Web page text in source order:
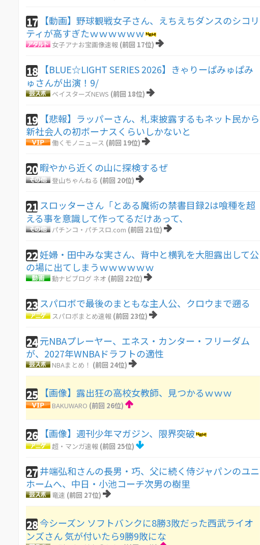
17
【動画】野球観戦女子さん、えちえちダンスのシコリ
ティが高すぎたｗｗｗｗｗｗ
女子アナお宝画像速報 (前回 17位)
18
【BLUE☆LIGHT SERIES 2026】きゃりーぱみゅぱみ
ゅさんが出演！9/
ベイスターズNEWS (前回 18位)
19
【悲報】ラッパーさん、札束披露するもネット民から
新社会人の初ボーナスくらいしかないと
働くモノニュース (前回 19位)
20 暇やから近くの山に探検するぜ
登山ちゃんねる (前回 20位)
21 スロッターさん「とある魔術の禁書目録2は喰種を超
える事を意識して作ってるだけあって、
パチンコ・パチスロ.com (前回 21位)
22妊婦・田中みな実さん、背中と横乳を大胆露出して公
の場に出てしまうｗｗｗｗｗｗ
動ナビブログ ネオ (前回 22位)
23 スパロボで最後のまともな主人公、クロウまで遡る
スパロボまとめ速報 (前回 23位)
24 元NBAプレーヤー、エネス・カンター・フリーダム
が、2027年WNBAドラフトの適性
NBAまとめ！ (前回 24位)
25 【画像】露出狂の高校女教師、見つかるｗｗｗ
BAKUWARO (前回 26位)
26 【画像】週刊少年マガジン、限界突破
超・マンガ速報 (前回 25位)
27 井端弘和さんの長男・巧、父に続く侍ジャパンのユニ
ホームへ、中日・小池コーチ次男の樹里
竜速 (前回 27位)
28 今シーズン ソフトバンクに8勝3敗だった西武ライオ
ンズさん 気が付いたら9勝9敗にな